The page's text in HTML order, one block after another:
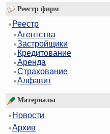
Реестр фирм
Реестр
Агентства
Застройщики
Кредитование
Аренда
Страхование
Алфавит
Материалы
Новости
Архив